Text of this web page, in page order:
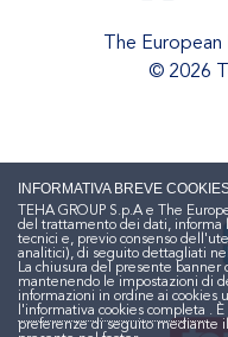
The
© 2026
INFORMATIVA BREVE
TEHA GROUP S.p.A e The
del trattamento dei dati, informa
tecnici e, previo consenso
analitici), di seguito dettagliati
La chiusura del presente
mantenendo le impostazioni di
informazioni in ordine ai cookies
l'informativa cookies completa .
preferenze di seguito mediante